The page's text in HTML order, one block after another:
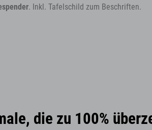
. Inkl. Tafelschild zum Beschriften.
die zu 100%